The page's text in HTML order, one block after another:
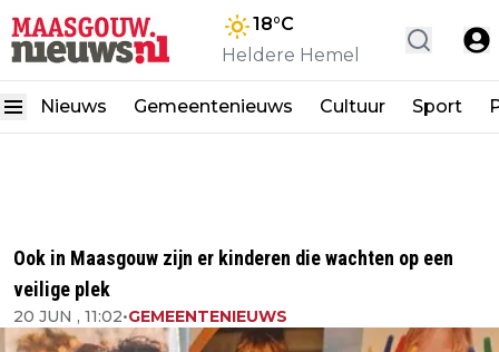
18°C
Heldere Hemel
Nieuws Gemeentenieuws Cultuur Sport
Ook in Maasgouw zijn er kinderen die wachten op een
veilige plek
20 JUN , 11:02•GEMEENTENIEUWS